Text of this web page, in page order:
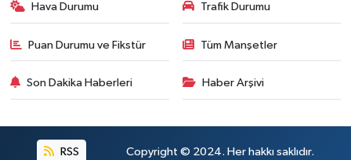
Hava Durumu Trafik Durumu
Puan Durumu ve Fikstür Tüm Manşetler
Son Dakika Haberleri Haber Arşivi
RSS Copyright © 2024. Her hakkı saklıdır.